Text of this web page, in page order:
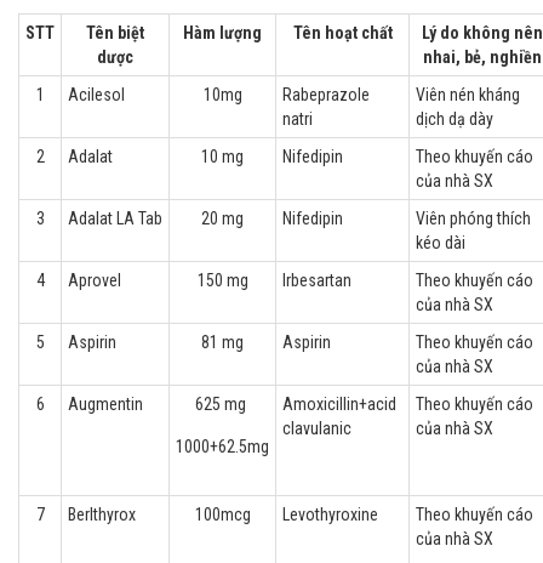
STT
Tên biệt
dược
Hàm lượng Tên hoạt chất
Lý do không nên
nhai, bẻ, nghiền
1
Acilesol 10mg
Rabeprazole
natri
Viên nén kháng
dịch dạ dày
2
Adalat 10 mg Nifedipin
Theo khuyến cáo
của nhà SX
3
Adalat LA Tab 20 mg Nifedipin
Viên phóng thích
kéo dài
4
Aprovel 150 mg Irbesartan
Theo khuyến cáo
của nhà SX
5
Aspirin 81 mg Aspirin
Theo khuyến cáo
của nhà SX
6
Augmentin 625 mg
1000+62.5mg
Amoxicillin+acid
clavulanic
Theo khuyến cáo
của nhà SX
7 Berlthyrox 100mcg Levothyroxine
Theo khuyến cáo
của nhà SX